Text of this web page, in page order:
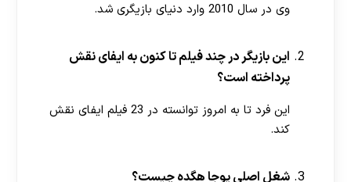
وی در سال 2010 وارد دنیای بازیگری شد.
این بازیگر در چند فیلم تا کنون به ایفای نقش
پرداخته است؟
این فرد تا به امروز توانسته در 23 فیلم ایفای نقش
کند.
شغل اصلی پوجا هگده چیست؟